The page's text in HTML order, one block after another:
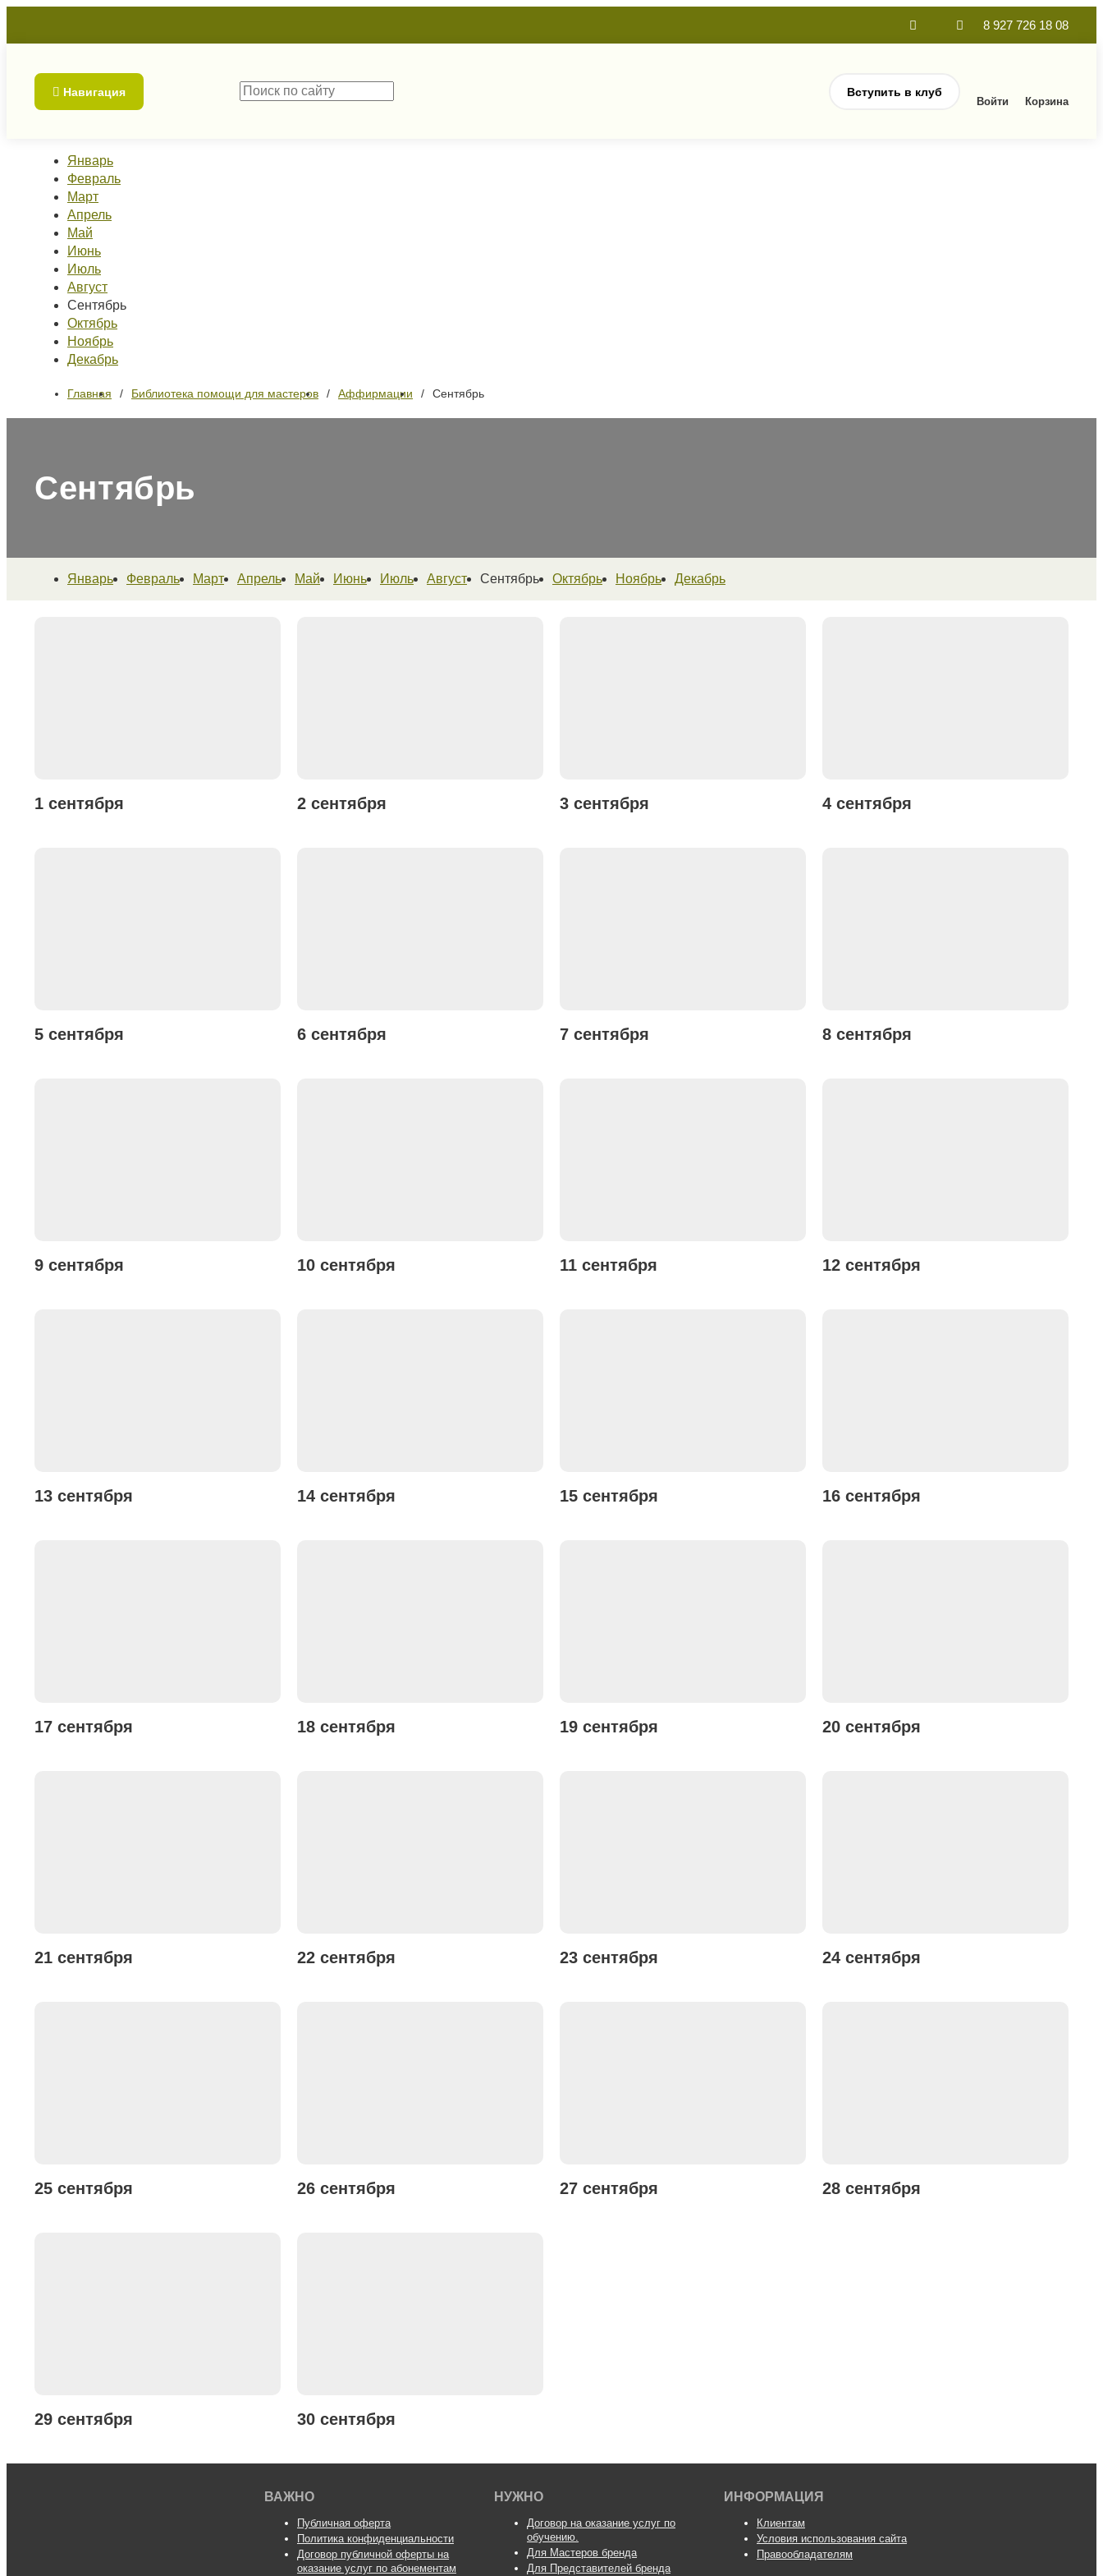
8 927 726 18 08
Навигация Вступить в клуб
Войти Корзина
Январь
Февраль
Март
Апрель
Май
Июнь
Июль
Август
Сентябрь
Октябрь
Ноябрь
Декабрь
Главная Библиотека помощи для мастеров Аффирмации Сентябрь
Сентябрь
Январь Февраль Март Апрель Май Июнь Июль Август Сентябрь Октябрь Ноябрь Декабрь
1 сентября 2 сентября 3 сентября 4 сентября
5 сентября 6 сентября 7 сентября 8 сентября
9 сентября 10 сентября 11 сентября 12 сентября
13 сентября 14 сентября 15 сентября 16 сентября
17 сентября 18 сентября 19 сентября 20 сентября
21 сентября 22 сентября 23 сентября 24 сентября
25 сентября 26 сентября 27 сентября 28 сентября
29 сентября 30 сентября
ВАЖНО
Публичная оферта
Политика конфиденциальности
Договор публичной оферты на
оказание услуг по абонементам
НУЖНО
Договор на оказание услуг по
обучению.
Для Мастеров бренда
Для Представителей бренда
ИНФОРМАЦИЯ
Клиентам
Условия использования сайта
Правообладателям